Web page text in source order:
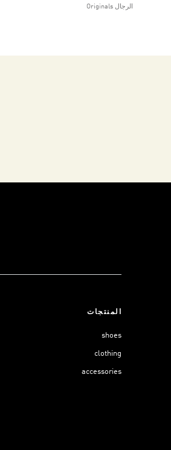
الرجال Originals
المنتجات
shoes
clothing
accessories